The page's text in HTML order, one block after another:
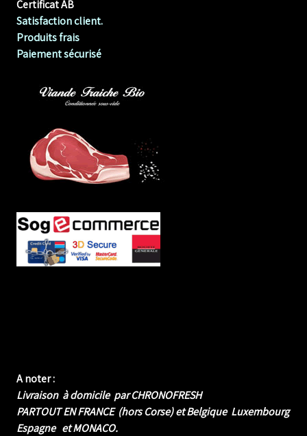
Certificat AB
Satisfaction client.
Produits frais
Paiement sécurisé
A noter :
Livraison à domicile par CHRONOFRESH
PARTOUT EN FRANCE (hors Corse) et Belgique Luxembourg
Espagne et MONACO.